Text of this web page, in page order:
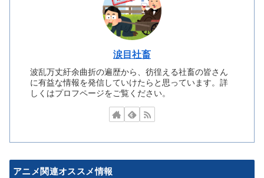
涙目社畜
波乱万丈紆余曲折の遍歴から、彷徨える社畜の皆さん
に有益な情報を発信していけたらと思っています。詳
しくはプロフページをご覧ください。
アニメ関連オススメ情報